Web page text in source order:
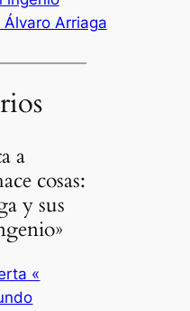
Arriaga
a
cosas:
y sus
«